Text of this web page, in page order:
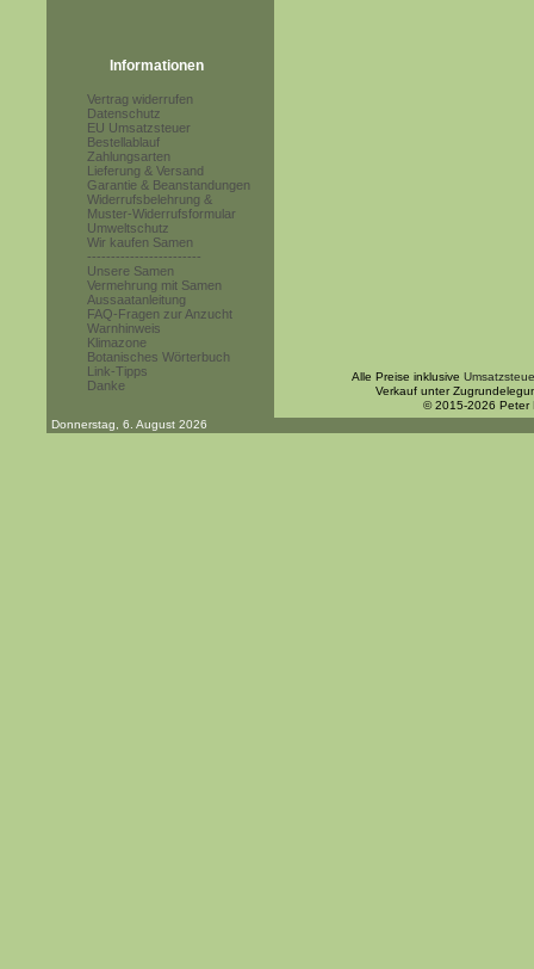
Informationen
Vertrag widerrufen
Datenschutz
EU Umsatzsteuer
Bestellablauf
Zahlungsarten
Lieferung & Versand
Garantie & Beanstandungen
Widerrufsbelehrung &
Muster-Widerrufsformular
Umweltschutz
Wir kaufen Samen
------------------------
Unsere Samen
Vermehrung mit Samen
Aussaatanleitung
FAQ-Fragen zur Anzucht
Warnhinweis
Klimazone
Botanisches Wörterbuch
Link-Tipps
Danke
Alle Preise inklusive
Verkauf unter
© 2015-2026 Peter
Donnerstag, 6. August 2026